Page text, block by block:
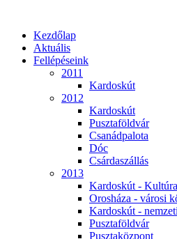
Kezdőlap
Aktuális
Fellépéseink
2011
Kardoskút
2012
Kardoskút
Pusztaföldvár
Csanádpalota
Dóc
Csárdaszállás
2013
Kardoskút -
Orosháza - városi
Kardoskút -
Pusztaföldvár
Pusztaközpont